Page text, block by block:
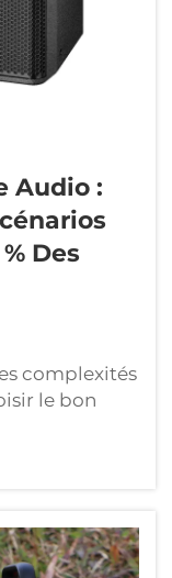
Audio :
Des
complexités
le bon
tâche
grande
le marché
les
déroutants.